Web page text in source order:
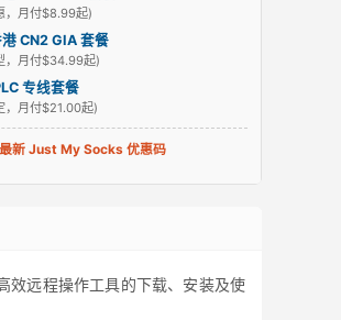
，月付$8.99起)
CN2 GIA 套餐
，月付$34.99起)
专线套餐
，月付$21.00起)
新 Just My Socks 优惠码
效远程操作工具的下载、安装及使